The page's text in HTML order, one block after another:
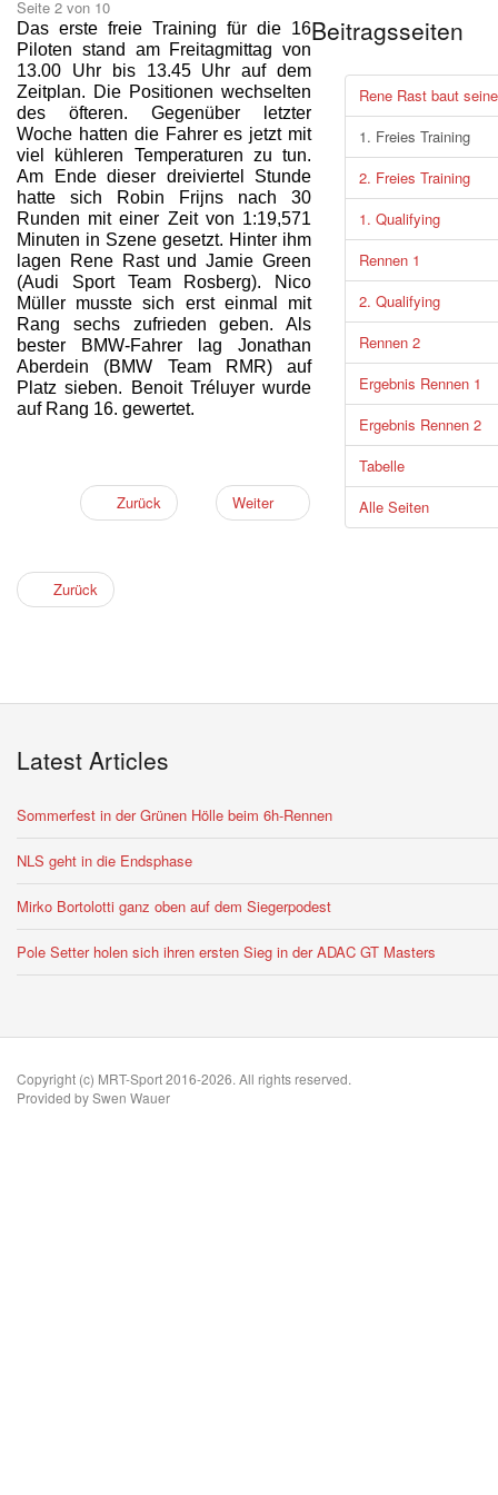
Beitragsseiten
Rene Rast baut
1. Freies Training
2. Freies Training
1. Qualifying
Rennen 1
2. Qualifying
Rennen 2
Ergebnis Rennen 1
Ergebnis Rennen 2
Tabelle
Alle Seiten
Seite 2 von 10
Das erste freie Training für die 16
Piloten stand am Freitagmittag von
13.00 Uhr bis 13.45 Uhr auf dem
Zeitplan. Die Positionen wechselten
des öfteren. Gegenüber letzter
Woche hatten die Fahrer es jetzt mit
viel kühleren Temperaturen zu tun.
Am Ende dieser dreiviertel Stunde
hatte sich Robin Frijns nach 30
Runden mit einer Zeit von 1:19,571
Minuten in Szene gesetzt. Hinter ihm
lagen Rene Rast und Jamie Green
(Audi Sport Team Rosberg). Nico
Müller musste sich erst einmal mit
Rang sechs zufrieden geben. Als
bester BMW-Fahrer lag Jonathan
Aberdein (BMW Team RMR) auf
Platz sieben. Benoit Tréluyer wurde
auf Rang 16. gewertet.
Zurück Weiter
Zurück
Latest Articles
Sommerfest in der Grünen Hölle beim 6h-Rennen
NLS geht in die Endsphase
Mirko Bortolotti ganz oben auf dem Siegerpodest
Pole Setter holen sich ihren ersten Sieg in der ADAC GT Masters
Copyright (c) MRT-Sport 2016-2026. All rights reserved.
Provided by Swen Wauer